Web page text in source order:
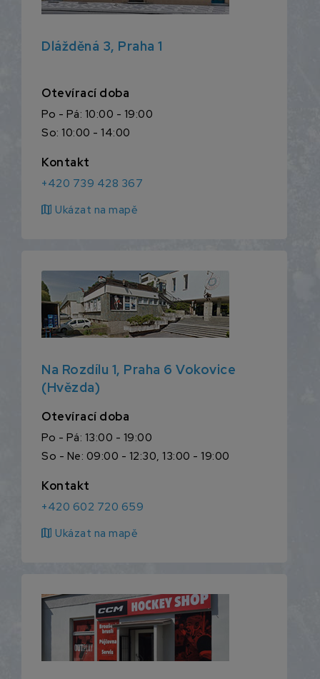
Dlážděná 3, Praha 1
Otevírací doba
Po - Pá: 10:00 - 19:00
So: 10:00 - 14:00
Kontakt
+420 739 428 367
map Ukázat na mapě
Na Rozdílu 1, Praha 6 Vokovice
(Hvězda)
Otevírací doba
Po - Pá: 13:00 - 19:00
So - Ne: 09:00 - 12:30, 13:00 - 19:00
Kontakt
+420 602 720 659
map Ukázat na mapě